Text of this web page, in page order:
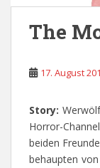
The
17. August
Story:
Horror-
beiden
behaupten